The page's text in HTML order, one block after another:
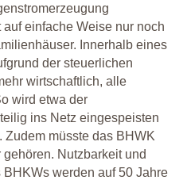
einfache Weise nur noch
Innerhalb eines
der steuerlichen
wirtschaftlich, alle
wird etwa der
ins Netz eingespeisten
Zudem müsste das BHWK
Nutzbarkeit und
werden auf 50 Jahre